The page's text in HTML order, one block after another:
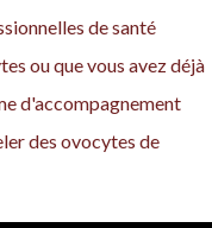
de santé
ou que vous avez déjà
d'accompagnement
des ovocytes de